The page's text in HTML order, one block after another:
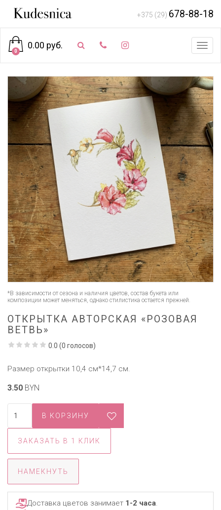
+375 (29) 678-88-18
0
0.00 руб.
*В зависимости от сезона и наличия цветов, состав букета или
композиции может меняться, однако стилистика остается прежней.
ОТКРЫТКА АВТОРСКАЯ «РОЗОВАЯ
ВЕТВЬ»
0.0 (0 голосов)
Размер открытки 10,4 см*14,7 см.
3.50 BYN
ЗАКАЗАТЬ В 1 КЛИК
НАМЕКНУТЬ
Доставка цветов занимает 1-2 часа.